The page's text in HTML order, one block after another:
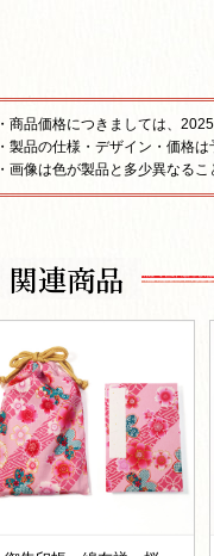
・商品価格につきましては、
・製品の仕様・デザイン・価格
・画像は色が製品と多少異なるこ
関連商品